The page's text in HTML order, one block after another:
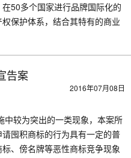
50多个国家进行品牌国际化的
保护体系，结合其特有的商业
告案
2016年07月08日
中较为突出的一类现象，本案所
囤积商标的行为具有一定的普
、傍名牌等恶性商标竞争现象